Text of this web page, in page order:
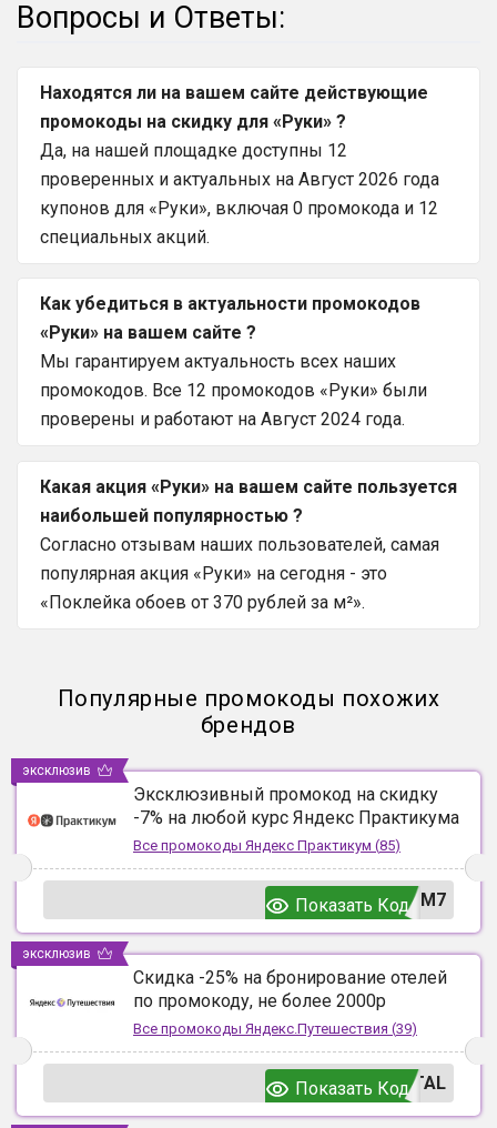
Вопросы и Ответы:
Находятся ли на вашем сайте действующие
промокоды на скидку для «Руки» ?
Да, на нашей площадке доступны 12
проверенных и актуальных на Август 2026 года
купонов для «Руки», включая 0 промокода и 12
специальных акций.
Как убедиться в актуальности промокодов
«Руки» на вашем сайте ?
Мы гарантируем актуальность всех наших
промокодов. Все 12 промокодов «Руки» были
проверены и работают на Август 2024 года.
Какая акция «Руки» на вашем сайте пользуется
наибольшей популярностью ?
Согласно отзывам наших пользователей, самая
популярная акция «Руки» на сегодня - это
«Поклейка обоев от 370 рублей за м²».
Популярные промокоды похожих
брендов
Эксклюзивный промокод на скидку
-7% на любой курс Яндекс Практикума
Все промокоды Яндекс Практикум (85)
UM7
Показать Код
эксклюзив
Скидка -25% на бронирование отелей
по промокоду, не более 2000р
Все промокоды Яндекс.Путешествия (39)
TAL
Показать Код
эксклюзив